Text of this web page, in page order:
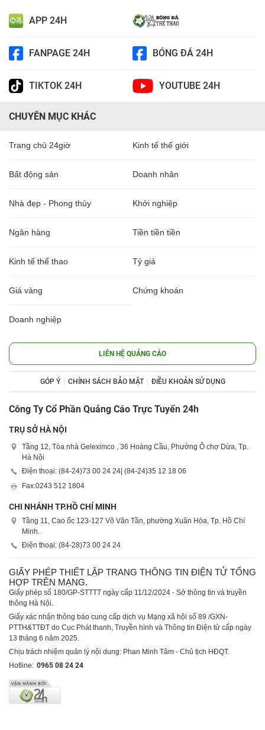
APP 24H
FANPAGE 24H BÓNG ĐÁ 24H
TIKTOK 24H YOUTUBE 24H
CHUYÊN MỤC KHÁC
Trang chủ 24giờ Kinh tế thế giới
Bất động sản Doanh nhân
Nhà đẹp - Phong thủy Khởi nghiệp
Ngân hàng Tiền tiền tiền
Kinh tế thể thao Tỷ giá
Giá vàng Chứng khoán
Doanh nghiệp
LIÊN HỆ QUẢNG CÁO
GÓP Ý CHÍNH SÁCH BẢO MẬT ĐIỀU KHOẢN SỬ DỤNG
Công Ty Cổ Phần Quảng Cáo Trực Tuyến 24h
TRỤ SỞ HÀ NỘI
Tầng 12, Tòa nhà Geleximco , 36 Hoàng Cầu, Phường Ô chợ Dừa, Tp.
Hà Nội
Điện thoại: (84-24)73 00 24 24| (84-24)35 12 18 06
Fax:0243 512 1804
CHI NHÁNH TP.HỒ CHÍ MINH
Tầng 11, Cao ốc 123-127 Võ Văn Tần, phường Xuân Hòa, Tp. Hồ Chí
Minh.
Điện thoại: (84-28)73 00 24 24
GIẤY PHÉP THIẾT LẬP TRANG THÔNG TIN ĐIỆN TỬ TỔNG
HỢP TRÊN MẠNG.
Giấy phép số 180/GP-STTTT ngày cấp 11/12/2024 - Sở thông tin và truyền
thông Hà Nội.
Giấy xác nhận thông báo cung cấp dịch vụ Mạng xã hội số 89 /GXN-
PTTH&TTĐT do Cục Phát thanh, Truyền hình và Thông tin Điện tử cấp ngày
13 tháng 6 năm 2025.
Chịu trách nhiệm quản lý nội dung: Phan Minh Tâm - Chủ tịch HĐQT.
Hotline: 0965 08 24 24